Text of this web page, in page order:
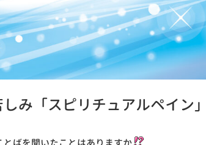
み「スピリチュアルペイン」